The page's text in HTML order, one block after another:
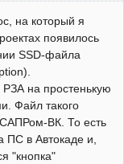
на который я
появилось
SSD-файла
РЗА на простенькую
Файл такого
ВК. То есть
ПС в Автокаде и,
"кнопка"